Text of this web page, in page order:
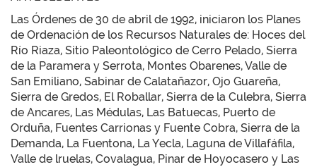
Las Órdenes de 30 de abril de 1992, iniciaron los Planes
de Ordenación de los Recursos Naturales de: Hoces del
Río Riaza, Sitio Paleontológico de Cerro Pelado, Sierra
de la Paramera y Serrota, Montes Obarenes, Valle de
San Emiliano, Sabinar de Calatañazor, Ojo Guareña,
Sierra de Gredos, El Roballar, Sierra de la Culebra, Sierra
de Ancares, Las Médulas, Las Batuecas, Puerto de
Orduña, Fuentes Carrionas y Fuente Cobra, Sierra de la
Demanda, La Fuentona, La Yecla, Laguna de Villafáfila,
Valle de lruelas, Covalagua, Pinar de Hoyocasero y Las